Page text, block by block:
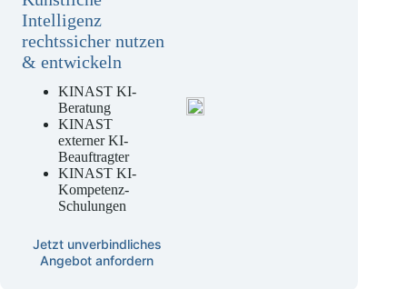
Intelligenz
rechtssicher nutzen
& entwickeln
KINAST KI-
Beratung
KINAST
externer KI-
Beauftragter
KINAST KI-
Kompetenz-
Schulungen
Jetzt unverbindliches
Angebot anfordern